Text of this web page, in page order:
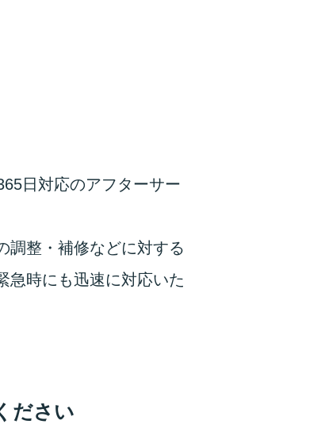
日対応のアフターサー
調整・補修などに対する
急時にも迅速に対応いた
ださい